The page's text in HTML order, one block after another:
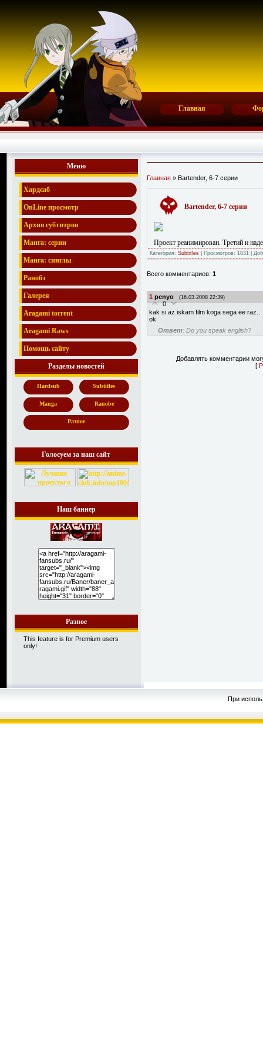
Главная
Меню
Хардсаб
OnLine просмотр
Архив субтитров
Манга: серии
Манга: синглы
Ранобэ
Галерея
Aragami torrent
Aragami Raws
Помощь сайту
Разделы новостей
Hardsub Subtitles
Manga Ranobe
Разное
Голосуем за наш сайт
Наш баннер
Разное
This feature is for Premium users
only!
Главная » Bartender, 6-7 серии
Bartender, 6-7 серии
Проект реанимирован. Третий и
Категория: Subtitles | Просмотров: 1831 |
Всего комментариев: 1
1 penyo (16.03.2008 22:39)
0
kak si az iskam film koga sega ee raz..
ok
Ответ: Do you speak english?
Добавлять комментарии
[
При